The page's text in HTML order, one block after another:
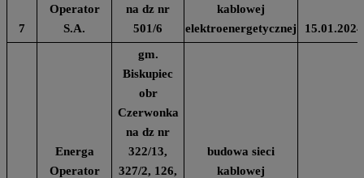
7
Operator
S.A.
na dz nr
501/6
kablowej
elektroenergetycznej
15.01.2024
Energa
Operator
gm.
Biskupiec
obr
Czerwonka
na dz nr
322/13,
327/2, 126,
budowa sieci
kablowej